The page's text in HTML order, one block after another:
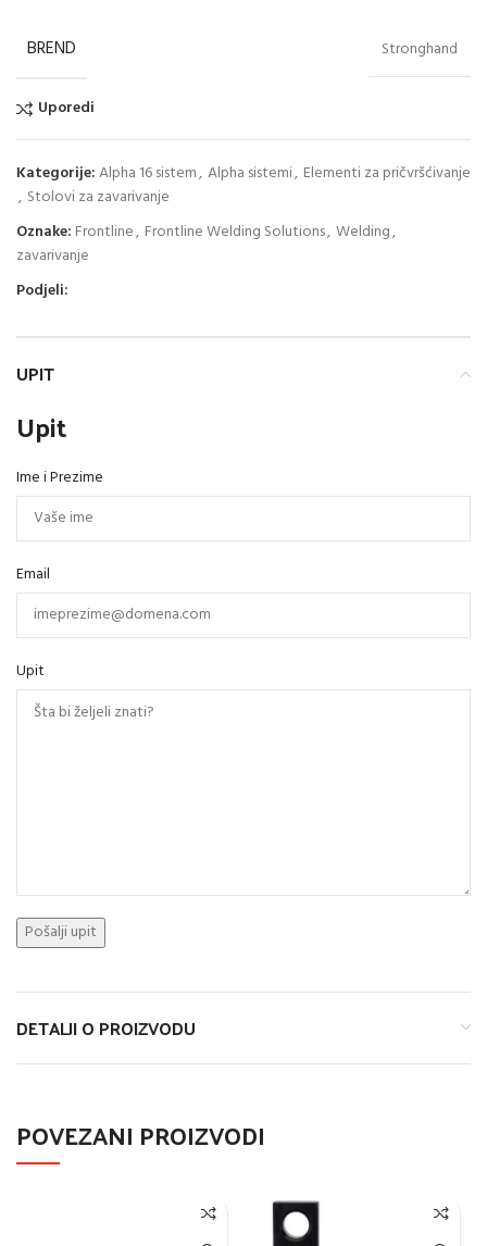
BREND Stronghand
Uporedi
Kategorije:Alpha 16 sistem, Alpha sistemi, Elementi za pričvršćivanje
, Stolovi za zavarivanje
Oznake: Frontline, Frontline Welding Solutions, Welding,
zavarivanje
Podjeli:
UPIT
Upit
Ime i Prezime
Email
Upit
DETALJI O PROIZVODU
POVEZANI PROIZVODI